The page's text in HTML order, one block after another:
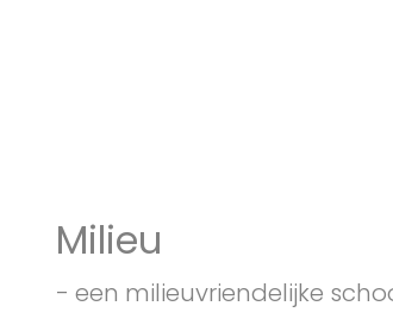
Milieu
- een milieuvriendelijke